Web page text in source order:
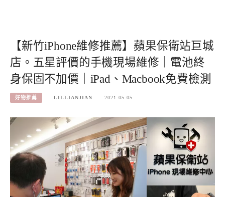
【新竹iPhone維修推薦】蘋果保衛站巨城
店。五星評價的手機現場維修｜電池終
身保固不加價｜iPad、Macbook免費檢測
好物推薦 LILLIANJIAN 2021-05-05